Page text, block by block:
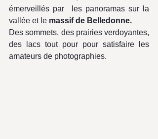
émerveillés par  les panoramas sur la
vallée et le massif de Belledonne.
Des sommets, des prairies verdoyantes,
des lacs tout pour pour satisfaire les
amateurs de photographies.